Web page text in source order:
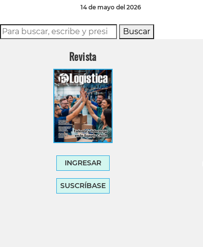
14 de mayo del 2026
Buscar
Revista
INGRESAR
SUSCRÍBASE